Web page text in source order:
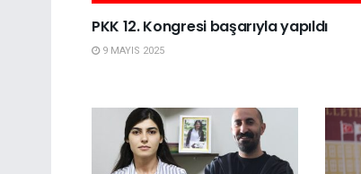
PKK 12. Kongresi başarıyla yapıldı
9 MAYIS 2025